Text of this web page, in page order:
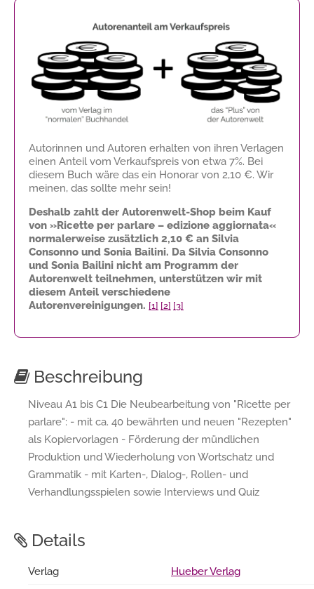
Autorinnen und Autoren erhalten von ihren Verlagen
einen Anteil vom Verkaufspreis von etwa 7%. Bei
diesem Buch wäre das ein Honorar von 2,10 €. Wir
meinen, das sollte mehr sein!
Deshalb zahlt der Autorenwelt-Shop beim Kauf
von »Ricette per parlare – edizione aggiornata«
normalerweise zusätzlich 2,10 € an Silvia
Consonno und Sonia Bailini. Da Silvia Consonno
und Sonia Bailini nicht am Programm der
Autorenwelt teilnehmen, unterstützen wir mit
diesem Anteil verschiedene
Autorenvereinigungen. [1] [2] [3]
Beschreibung
Niveau A1 bis C1 Die Neubearbeitung von "Ricette per
parlare": - mit ca. 40 bewährten und neuen "Rezepten"
als Kopiervorlagen - Förderung der mündlichen
Produktion und Wiederholung von Wortschatz und
Grammatik - mit Karten-, Dialog-, Rollen- und
Verhandlungsspielen sowie Interviews und Quiz
Details
Verlag Hueber Verlag